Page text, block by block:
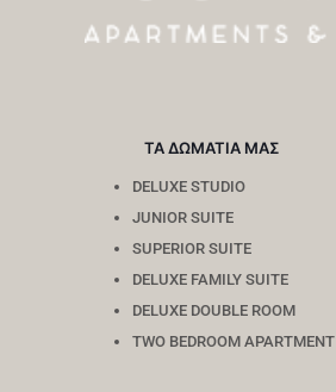
ΤΑ ΔΩΜΑΤΙΑ ΜΑΣ
DELUXE STUDIO
JUNIOR SUITE
SUPERIOR SUITE
DELUXE FAMILY SUITE
DELUXE DOUBLE ROOM
TWO BEDROOM APARTMENT